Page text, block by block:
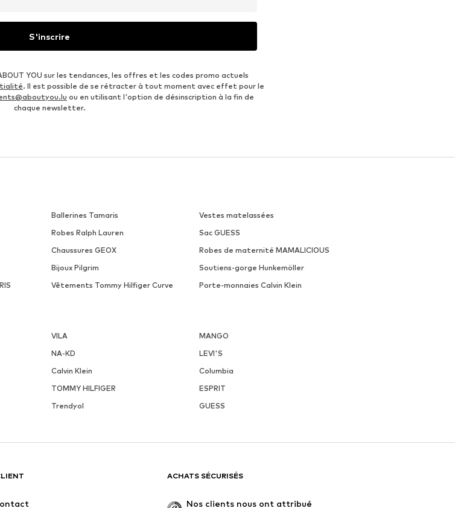
S'inscrire
YOU sur les tendances, les offres et les codes promo actuels
. Il est possible de se rétracter à tout moment avec effet pour le
ou en utilisant l'option de désinscription à la fin de
chaque newsletter.
Ballerines Tamaris
Vestes matelassées
Robes Ralph Lauren
Sac GUESS
Chaussures GEOX
Robes de maternité MAMALICIOUS
Bijoux Pilgrim
Soutiens-gorge Hunkemöller
Vêtements Tommy Hilfiger Curve Porte-monnaies Calvin Klein
VILA
MANGO
NA-KD
LEVI'S
Calvin Klein
Columbia
TOMMY HILFIGER
ESPRIT
Trendyol GUESS
ACHATS SÉCURISÉS
Nos clients nous ont attribué